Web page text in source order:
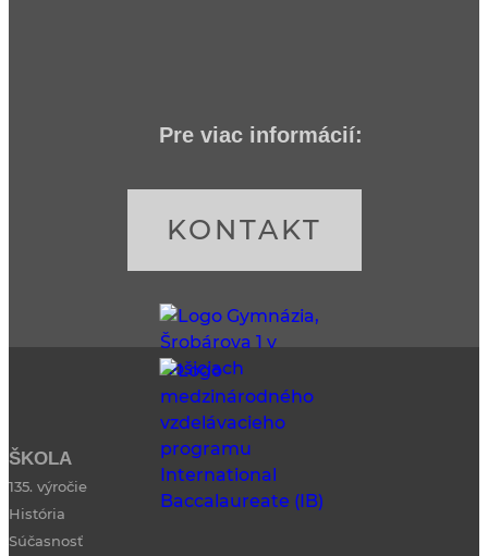
Pre viac informácií:
KONTAKT
ŠKOLA
135. výročie
História
Súčasnosť